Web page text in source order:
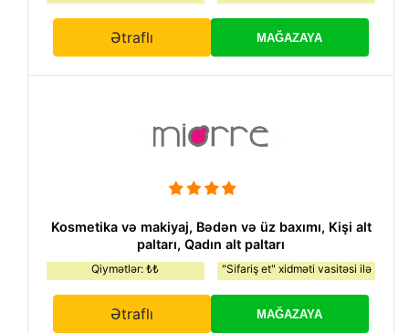
Ətraflı MAĞAZAYA
Kosmetika və makiyaj, Bədən və üz baxımı, Kişi alt
paltarı, Qadın alt paltarı
Qiymətlər: ₺₺ "Sifariş et" xidməti vasitəsi ilə
Ətraflı MAĞAZAYA